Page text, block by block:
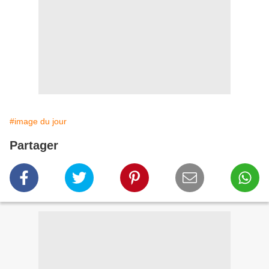
#image du jour
Partager